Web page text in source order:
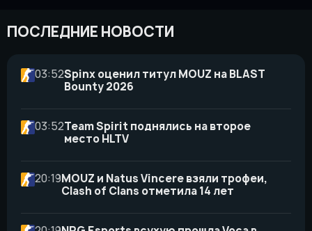
ПОСЛЕДНИЕ НОВОСТИ
03:52Spinx оценил титул MOUZ на BLAST
Bounty 2026
03:52Team Spirit поднялись на второе
место HLTV
20:19MOUZ и Natus Vincere взяли трофеи,
Clash of Clans отметила 14 лет